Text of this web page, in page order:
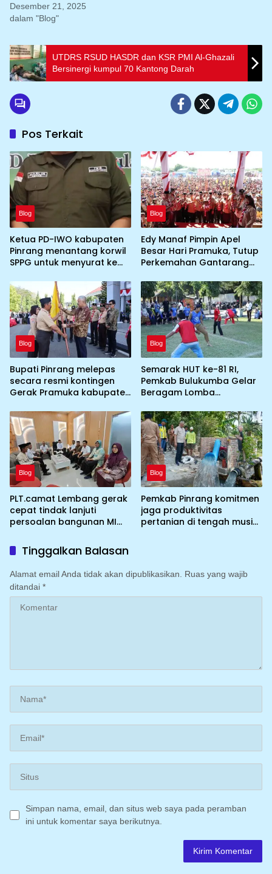
Desember 21, 2025
dalam "Blog"
UTDRS RSUD HASDR dan KSR PMI Al-Ghazali
Bersinergi kumpul 70 Kantong Darah
Pos Terkait
Blog
Ketua PD-IWO kabupaten
Pinrang menantang korwil
SPPG untuk menyurat ke
yang tidak memenuhi
syarat standar dan
persyaratan teknis
Blog
Edy Manaf Pimpin Apel
Besar Hari Pramuka, Tutup
Perkemahan Gantarang
Jamnas XII 2026
Blog
Bupati Pinrang melepas
secara resmi kontingen
Gerak Pramuka kabupaten
Nasional ke XII kebumi
perkemahan Cibubur
Blog
Semarak HUT ke-81 RI,
Pemkab Bulukumba Gelar
Beragam Lomba
Olahraga
Blog
PLT.camat Lembang gerak
cepat tindak lanjuti
persoalan bangunan MI
Blog
Pemkab Pinrang komitmen
jaga produktivitas
pertanian di tengah musim
(Irpom)
Tinggalkan Balasan
Alamat email Anda tidak akan dipublikasikan. Ruas yang wajib
ditandai *
Simpan nama, email, dan situs web saya pada peramban
ini untuk komentar saya berikutnya.